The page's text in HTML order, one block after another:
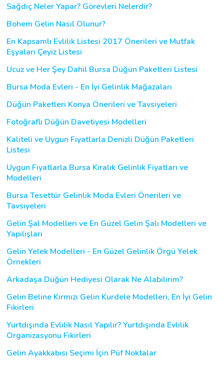
Sağdıç Neler Yapar? Görevleri Nelerdir?
Bohem Gelin Nasıl Olunur?
En Kapsamlı Evlilik Listesi 2017 Önerileri ve Mutfak
Eşyaları Çeyiz Listesi
Ucuz ve Her Şey Dahil Bursa Düğün Paketleri Listesi
Bursa Moda Evleri - En İyi Gelinlik Mağazaları
Düğün Paketleri Konya Önerileri ve Tavsiyeleri
Fotoğraflı Düğün Davetiyesi Modelleri
Kaliteli ve Uygun Fiyatlarla Denizli Düğün Paketleri
Listesi
Uygun Fiyatlarla Bursa Kiralık Gelinlik Fiyatları ve
Modelleri
Bursa Tesettür Gelinlik Moda Evleri Önerileri ve
Tavsiyeleri
Gelin Şal Modelleri ve En Güzel Gelin Şalı Modelleri ve
Yapılışları
Gelin Yelek Modelleri - En Güzel Gelinlik Örgü Yelek
Örnekleri
Arkadaşa Düğün Hediyesi Olarak Ne Alabilirim?
Gelin Beline Kırmızı Gelin Kurdele Modelleri, En İyi Gelin
Fikirleri
Yurtdışında Evlilik Nasıl Yapılır? Yurtdışında Evlilik
Organizasyonu Fikirleri
Gelin Ayakkabısı Seçimi İçin Püf Noktalar